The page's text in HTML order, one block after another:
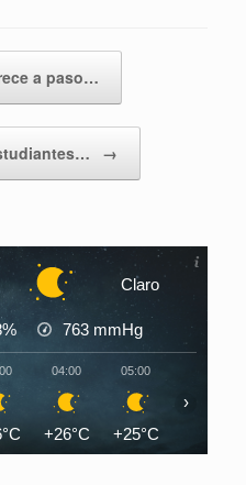
a paso…
→
Claro
763 mmHg
04:00
+26°C
05:00
+25°C
›